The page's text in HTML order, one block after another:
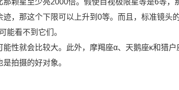
，那这个下限可以上升到0等。而且，标准镜头
能看不到它们。
性就会比较大。此外，摩羯座α、天鹅座κ和猎
拍摄的好对象。